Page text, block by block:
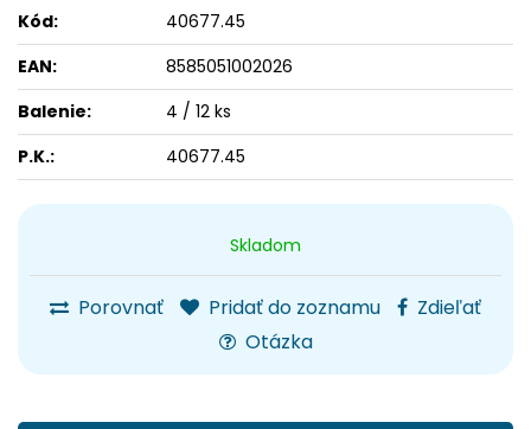
Skladom
Porovnať Pridať do zoznamu
Zdieľať
Otázka
Kód:
40677.45
EAN:
8585051002026
Balenie:
4 / 12 ks
P.K.:
40677.45